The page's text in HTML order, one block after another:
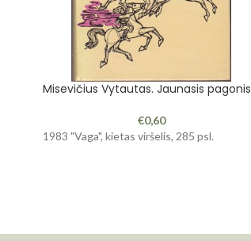
Misevičius Vytautas. Jaunasis pagonis
€0,60
1983 "Vaga", kietas viršelis, 285 psl.